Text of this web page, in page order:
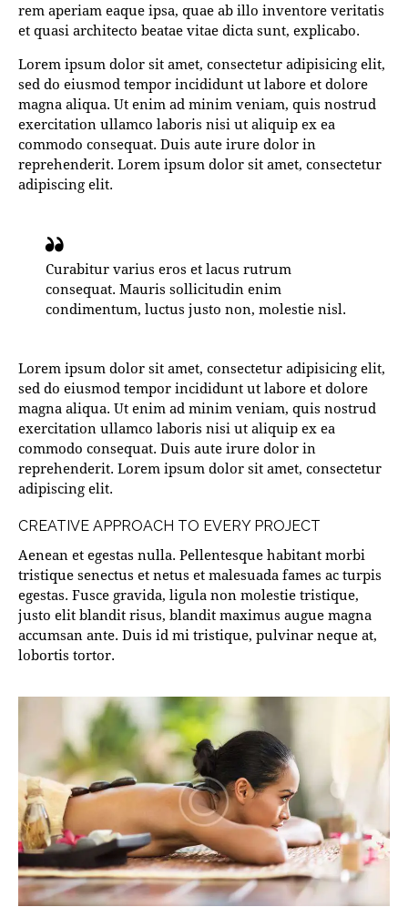
rem aperiam eaque ipsa, quae ab illo inventore veritatis
et quasi architecto beatae vitae dicta sunt, explicabo.
Lorem ipsum dolor sit amet, consectetur adipisicing elit,
sed do eiusmod tempor incididunt ut labore et dolore
magna aliqua. Ut enim ad minim veniam, quis nostrud
exercitation ullamco laboris nisi ut aliquip ex ea
commodo consequat. Duis aute irure dolor in
reprehenderit. Lorem ipsum dolor sit amet, consectetur
adipiscing elit.
Curabitur varius eros et lacus rutrum
consequat. Mauris sollicitudin enim
condimentum, luctus justo non, molestie nisl.
Lorem ipsum dolor sit amet, consectetur adipisicing elit,
sed do eiusmod tempor incididunt ut labore et dolore
magna aliqua. Ut enim ad minim veniam, quis nostrud
exercitation ullamco laboris nisi ut aliquip ex ea
commodo consequat. Duis aute irure dolor in
reprehenderit. Lorem ipsum dolor sit amet, consectetur
adipiscing elit.
CREATIVE APPROACH TO EVERY PROJECT
Aenean et egestas nulla. Pellentesque habitant morbi
tristique senectus et netus et malesuada fames ac turpis
egestas. Fusce gravida, ligula non molestie tristique,
justo elit blandit risus, blandit maximus augue magna
accumsan ante. Duis id mi tristique, pulvinar neque at,
lobortis tortor.